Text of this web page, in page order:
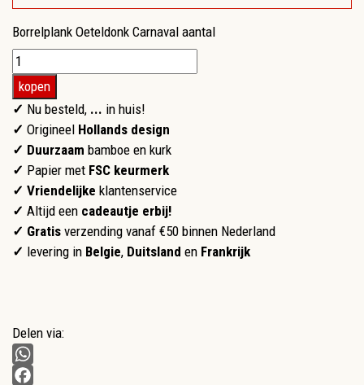
Borrelplank Oeteldonk Carnaval aantal
kopen
✓ Nu besteld, ... in huis!
✓ Origineel Hollands design
✓ Duurzaam bamboe en kurk
✓ Papier met FSC keurmerk
✓ Vriendelijke klantenservice
✓ Altijd een cadeautje erbij!
✓ Gratis verzending vanaf €50 binnen Nederland
✓ levering in Belgie, Duitsland en Frankrijk
Delen via:
WhatsApp